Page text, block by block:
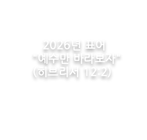
2026년 표어
​"예수만 바라보자"
(히브리서 12:2)